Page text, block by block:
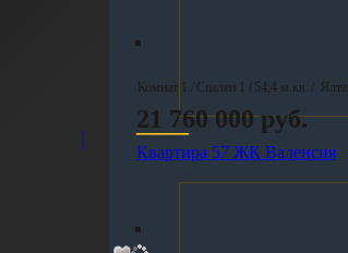
Комнат 1 / Спален 1 / 54,4 м.кв. Ялта
21 760 000 руб.
____
Квартира 57 ЖК Валенсия